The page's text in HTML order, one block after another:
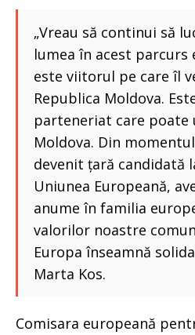
„Vreau să continui să
lumea în acest parcurs
este viitorul pe care îl
Republica Moldova.
parteneriat care poate
Moldova. Din
devenit țară candidată
Uniunea Europeană,
anume în familia
valorilor noastre
Europa înseamnă
Marta Kos.
Comisara europeană